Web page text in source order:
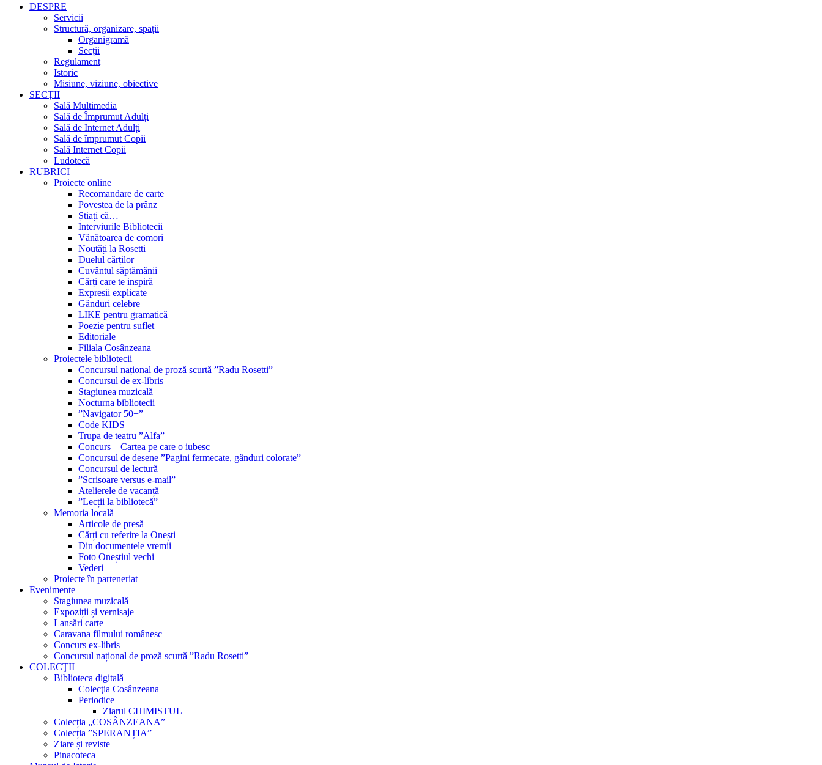
DESPRE
Servicii
Structură, organizare, spații
Organigramă
Secții
Regulament
Istoric
Misiune, viziune, obiective
SECȚII
Sală Multimedia
Sală de Împrumut Adulți
Sală de Internet Adulți
Sală de împrumut Copii
Sală Internet Copii
Ludotecă
RUBRICI
Proiecte online
Recomandare de carte
Povestea de la prânz
Știați că…
Interviurile Bibliotecii
Vânătoarea de comori
Noutăți la Rosetti
Duelul cărților
Cuvântul săptămânii
Cărți care te inspiră
Expresii explicate
Gânduri celebre
LIKE pentru gramatică
Poezie pentru suflet
Editoriale
Filiala Cosânzeana
Proiectele bibliotecii
Concursul național de proză scurtă ”Radu Rosetti”
Concursul de ex-libris
Stagiunea muzicală
Nocturna bibliotecii
”Navigator 50+”
Code KIDS
Trupa de teatru ”Alfa”
Concurs – Cartea pe care o iubesc
Concursul de desene ”Pagini fermecate, gânduri colorate”
Concursul de lectură
”Scrisoare versus e-mail”
Atelierele de vacanță
”Lecții la bibliotecă”
Memoria locală
Articole de presă
Cărți cu referire la Onești
Din documentele vremii
Foto Oneștiul vechi
Vederi
Proiecte în parteneriat
Evenimente
Stagiunea muzicală
Expoziții și vernisaje
Lansări carte
Caravana filmului românesc
Concurs ex-libris
Concursul național de proză scurtă ”Radu Rosetti”
COLECŢII
Biblioteca digitală
Colecţia Cosânzeana
Periodice
Ziarul CHIMISTUL
Colecția „COSÂNZEANA”
Colecția ”SPERANȚIA”
Ziare și reviste
Pinacoteca